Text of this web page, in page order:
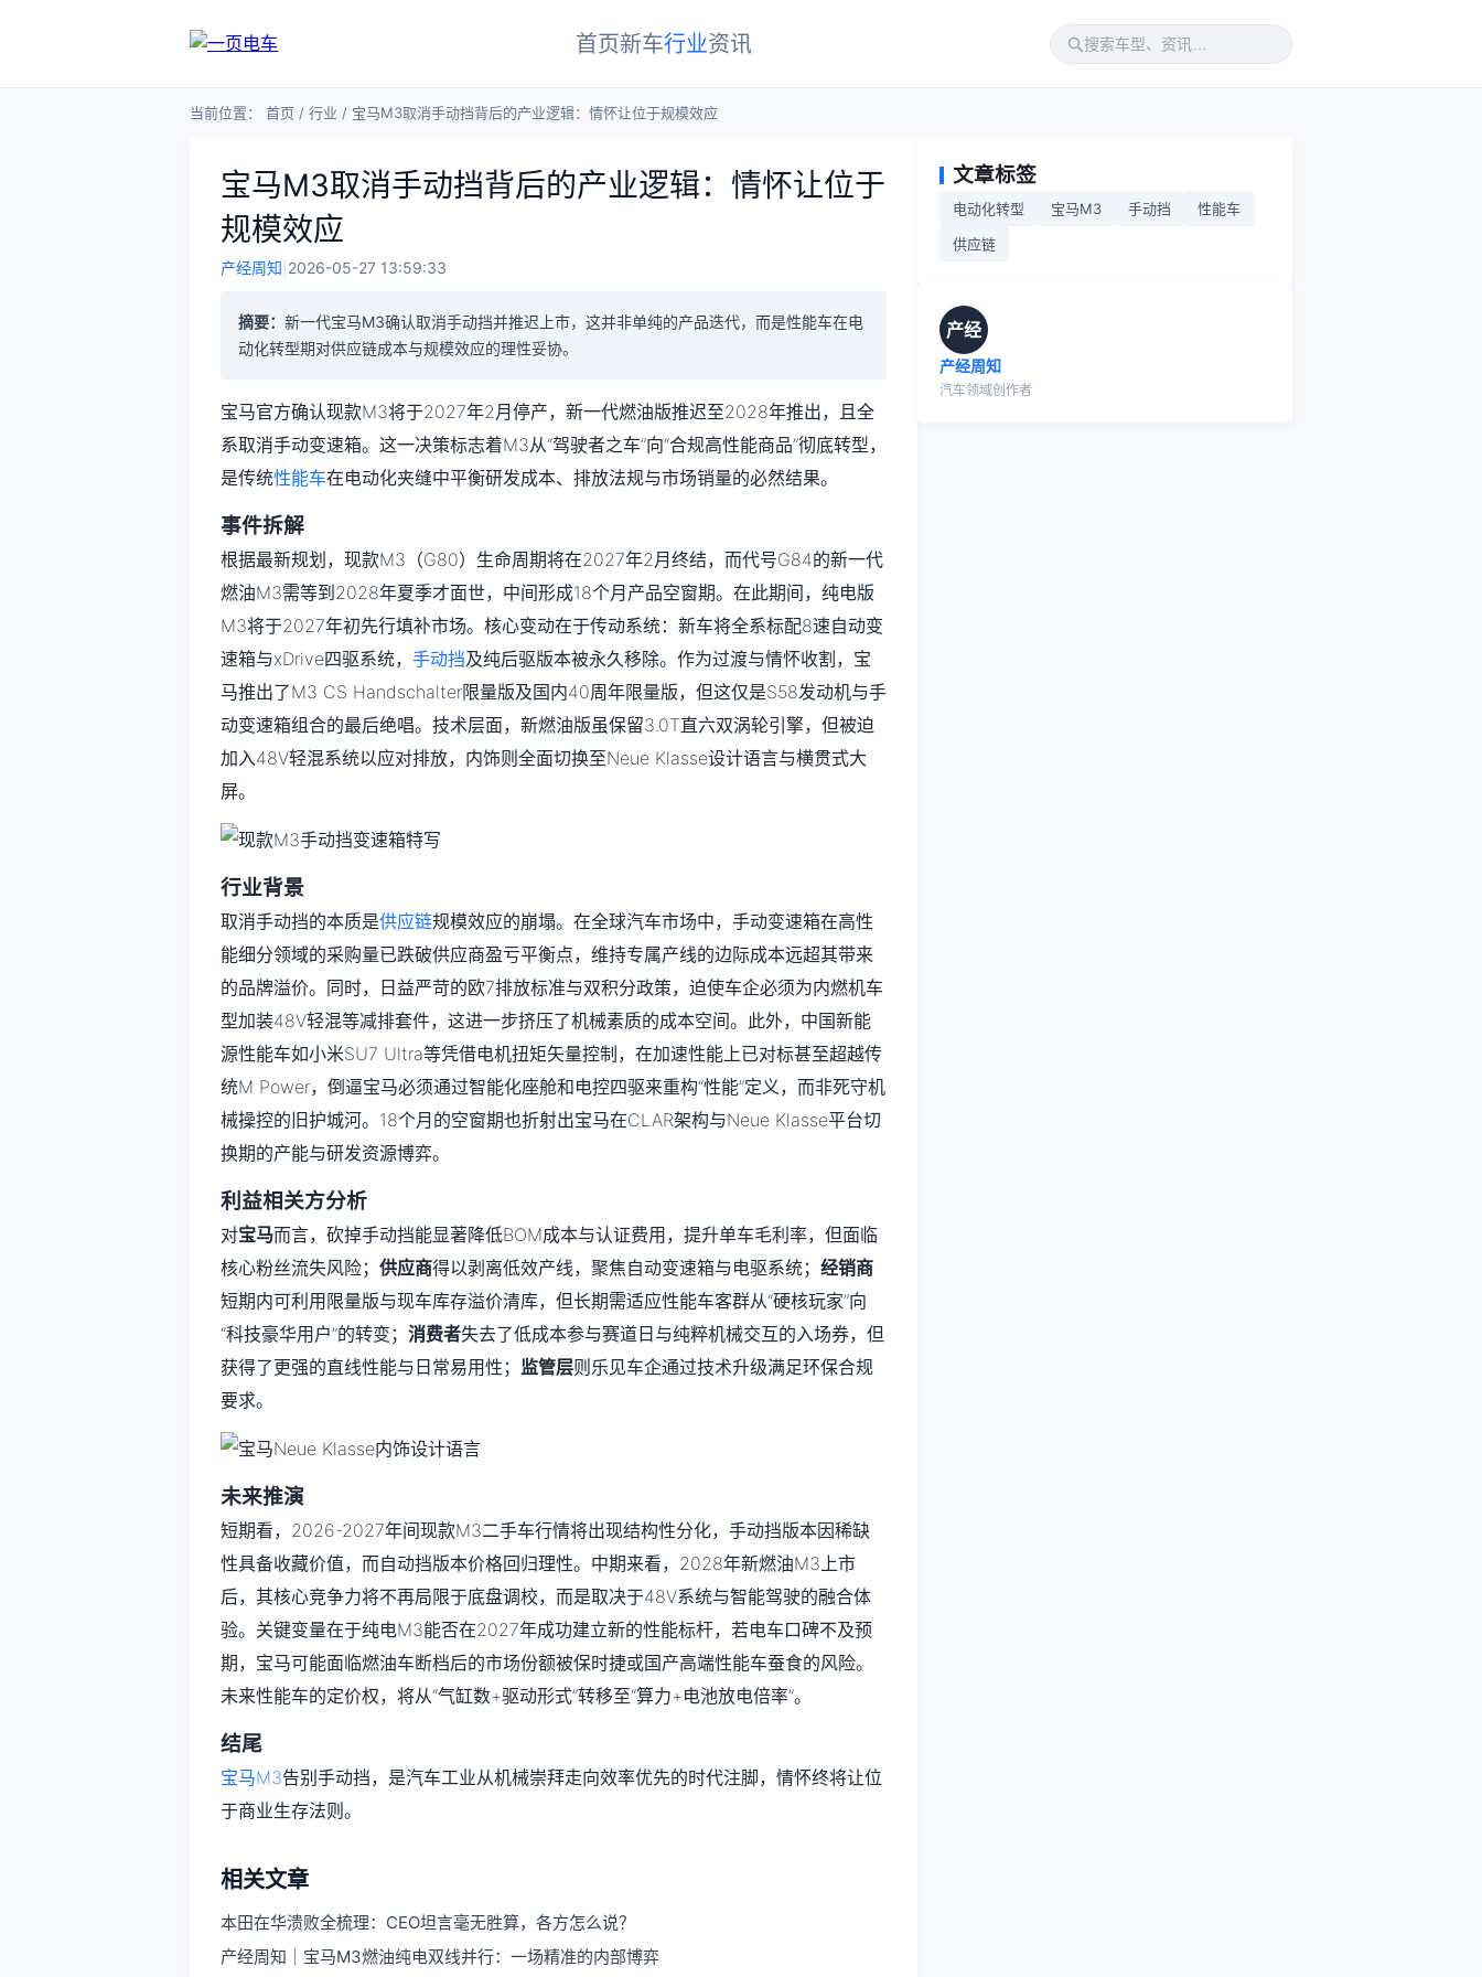
首页新车行业资讯
当前位置： 首页 / 行业 / 宝马M3取消手动挡背后的产业逻辑：情怀让位于规模效应
宝马M3取消手动挡背后的产业逻辑：情怀让位于
规模效应
产经周知 2026-05-27 13:59:33
摘要： 新一代宝马M3确认取消手动挡并推迟上市，这并非单纯的产品迭代，而是性能车在电
动化转型期对供应链成本与规模效应的理性妥协。
宝马官方确认现款M3将于2027年2月停产，新一代燃油版推迟至2028年推出，且全
系取消手动变速箱。这一决策标志着M3从“驾驶者之车”向“合规高性能商品”彻底转型，
是传统性能车在电动化夹缝中平衡研发成本、排放法规与市场销量的必然结果。
事件拆解
根据最新规划，现款M3（G80）生命周期将在2027年2月终结，而代号G84的新一代
燃油M3需等到2028年夏季才面世，中间形成18个月产品空窗期。在此期间，纯电版
M3将于2027年初先行填补市场。核心变动在于传动系统：新车将全系标配8速自动变
速箱与xDrive四驱系统， 手动挡及纯后驱版本被永久移除。作为过渡与情怀收割，宝
马推出了M3 CS Handschalter限量版及国内40周年限量版，但这仅是S58发动机与手
动变速箱组合的最后绝唱。技术层面，新燃油版虽保留3.0T直六双涡轮引擎，但被迫
加入48V轻混系统以应对排放，内饰则全面切换至Neue Klasse设计语言与横贯式大
屏。
行业背景
取消手动挡的本质是供应链规模效应的崩塌。在全球汽车市场中，手动变速箱在高性
能细分领域的采购量已跌破供应商盈亏平衡点，维持专属产线的边际成本远超其带来
的品牌溢价。同时，日益严苛的欧7排放标准与双积分政策，迫使车企必须为内燃机车
型加装48V轻混等减排套件，这进一步挤压了机械素质的成本空间。此外，中国新能
源性能车如小米SU7 Ultra等凭借电机扭矩矢量控制，在加速性能上已对标甚至超越传
统M Power，倒逼宝马必须通过智能化座舱和电控四驱来重构“性能”定义，而非死守机
械操控的旧护城河。18个月的空窗期也折射出宝马在CLAR架构与Neue Klasse平台切
换期的产能与研发资源博弈。
利益相关方分析
对宝马而言，砍掉手动挡能显著降低BOM成本与认证费用，提升单车毛利率，但面临
核心粉丝流失风险； 供应商得以剥离低效产线，聚焦自动变速箱与电驱系统； 经销商
短期内可利用限量版与现车库存溢价清库，但长期需适应性能车客群从“硬核玩家”向
“科技豪华用户”的转变； 消费者失去了低成本参与赛道日与纯粹机械交互的入场券，但
获得了更强的直线性能与日常易用性； 监管层则乐见车企通过技术升级满足环保合规
要求。
未来推演
短期看，2026-2027年间现款M3二手车行情将出现结构性分化，手动挡版本因稀缺
性具备收藏价值，而自动挡版本价格回归理性。中期来看，2028年新燃油M3上市
后，其核心竞争力将不再局限于底盘调校，而是取决于48V系统与智能驾驶的融合体
验。关键变量在于纯电M3能否在2027年成功建立新的性能标杆，若电车口碑不及预
期，宝马可能面临燃油车断档后的市场份额被保时捷或国产高端性能车蚕食的风险。
未来性能车的定价权，将从“气缸数+驱动形式”转移至“算力+电池放电倍率”。
结尾
宝马M3告别手动挡，是汽车工业从机械崇拜走向效率优先的时代注脚，情怀终将让位
于商业生存法则。
相关文章
本田在华溃败全梳理：CEO坦言毫无胜算，各方怎么说？
产经周知｜宝马M3燃油纯电双线并行：一场精准的内部博弈
文章标签
电动化转型 宝马M3 手动挡
性能车
供应链
产经
产经周知
汽车领域创作者